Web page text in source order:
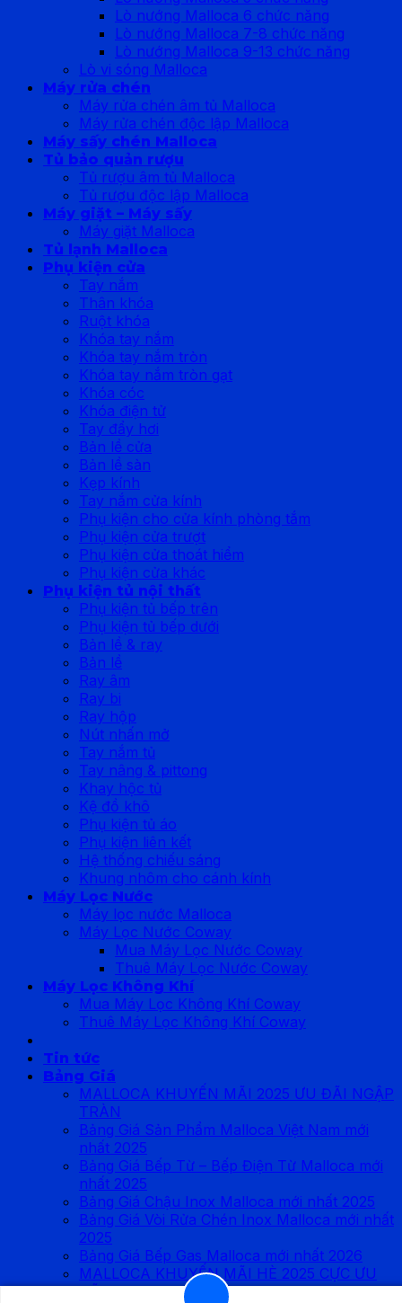
Lò nướng Malloca 6 chức năng
Lò nướng Malloca 7-8 chức năng
Lò nướng Malloca 9-13 chức năng
Lò vi sóng Malloca
Máy rửa chén
Máy rửa chén âm tủ Malloca
Máy rửa chén độc lập Malloca
Máy sấy chén Malloca
Tủ bảo quản rượu
Tủ rượu âm tủ Malloca
Tủ rượu độc lập Malloca
Máy giặt – Máy sấy
Máy giặt Malloca
Tủ lạnh Malloca
Phụ kiện cửa
Tay nắm
Thân khóa
Ruột khóa
Khóa tay nắm
Khóa tay nắm tròn
Khóa tay nắm tròn gạt
Khóa cóc
Khóa điện tử
Tay đẩy hơi
Bản lề cửa
Bản lề sàn
Kẹp kính
Tay nắm cửa kính
Phụ kiện cho cửa kính phòng tắm
Phụ kiện cửa trượt
Phụ kiện cửa thoát hiểm
Phụ kiện cửa khác
Phụ kiện tủ nội thất
Phụ kiện tủ bếp trên
Phụ kiện tủ bếp dưới
Bản lề & ray
Bản lề
Ray âm
Ray bi
Ray hộp
Nút nhấn mở
Tay nắm tủ
Tay nâng & pittong
Khay hộc tủ
Kệ đồ khô
Phụ kiện tủ áo
Phụ kiện liên kết
Hệ thống chiếu sáng
Khung nhôm cho cánh kính
Máy Lọc Nước
Máy lọc nước Malloca
Máy Lọc Nước Coway
Mua Máy Lọc Nước Coway
Thuê Máy Lọc Nước Coway
Máy Lọc Không Khí
Mua Máy Lọc Không Khí Coway
Thuê Máy Lọc Không Khí Coway
Tin tức
Bảng Giá
MALLOCA KHUYẾN MÃI 2025 ƯU ĐÃI NGẬP
TRÀN
Bảng Giá Sản Phẩm Malloca Việt Nam mới
nhất 2025
Bảng Giá Bếp Từ – Bếp Điện Từ Malloca mới
nhất 2025
Bảng Giá Chậu Inox Malloca mới nhất 2025
Bảng Giá Vòi Rửa Chén Inox Malloca mới nhất
2025
Bảng Giá Bếp Gas Malloca mới nhất 2026
MALLOCA KHUYẾN MÃI HÈ 2025 CỰC ƯU
ĐÃI